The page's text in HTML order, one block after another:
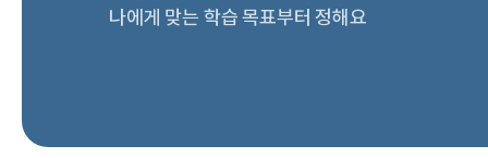
나에게 맞는 학습 목표부터 정해요